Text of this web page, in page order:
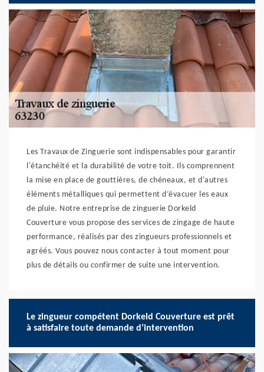
Les Travaux de Zinguerie sont indispensables pour garantir
l'étanchéité et la durabilité de votre toit. Ils comprennent
la mise en place de gouttières, de chéneaux, et d'autres
éléments métalliques qui permettent d’évacuer les eaux
de pluie. Notre entreprise de zinguerie Dorkeld
Couverture vous propose des services de zingage de haute
performance, réalisés par des zingueurs professionnels et
agréés. Vous pouvez nous contacter à tout moment pour
plus de détails ou confirmer de suite une intervention.
Le zingueur compétent Dorkeld Couverture est prêt
à satisfaire toute demande d’intervention